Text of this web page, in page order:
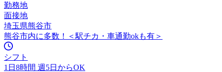
勤務地
面接地
埼玉県熊谷市
熊谷市内に多数！＜駅チカ・車通勤okも有＞
シフト
1日8時間 週5日からOK